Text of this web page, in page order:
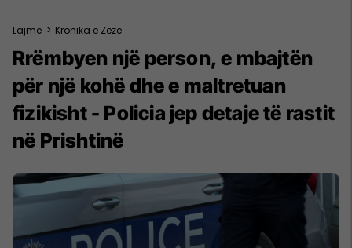
Lajme > Kronika e Zezë
Rrëmbyen një person, e mbajtën
për një kohë dhe e maltretuan
fizikisht - Policia jep detaje të rastit
në Prishtinë